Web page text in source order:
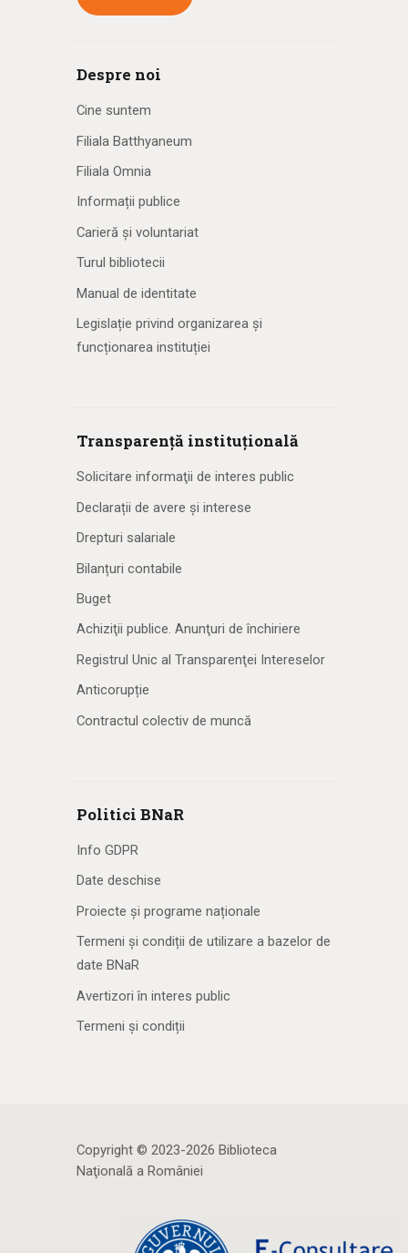
Despre noi
Cine suntem
Filiala Batthyaneum
Filiala Omnia
Informații publice
Carieră și voluntariat
Turul bibliotecii
Manual de identitate
Legislație privind organizarea și
funcționarea instituției
Transparență instituțională
Solicitare informaţii de interes public
Declarații de avere și interese
Drepturi salariale
Bilanțuri contabile
Buget
Achiziţii publice. Anunţuri de închiriere
Registrul Unic al Transparenţei Intereselor
Anticorupție
Contractul colectiv de muncă
Politici BNaR
Info GDPR
Date deschise
Proiecte și programe naționale
Termeni și condiții de utilizare a bazelor de
date BNaR
Avertizori în interes public
Termeni și condiții
Copyright © 2023-2026 Biblioteca
Naţională a României